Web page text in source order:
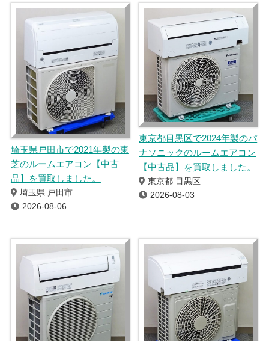
埼玉県戸田市で2021年製の東
芝のルームエアコン【中古
品】を買取しました。
埼玉県 戸田市
2026-08-06
東京都目黒区で2024年製のパ
ナソニックのルームエアコン
【中古品】を買取しました。
東京都 目黒区
2026-08-03